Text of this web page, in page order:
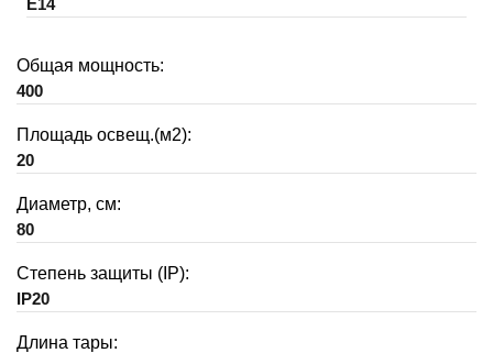
Общая мощность:
400
Площадь освещ.(м2):
20
Диаметр, см:
80
Степень защиты (IP):
IP20
Длина тары: